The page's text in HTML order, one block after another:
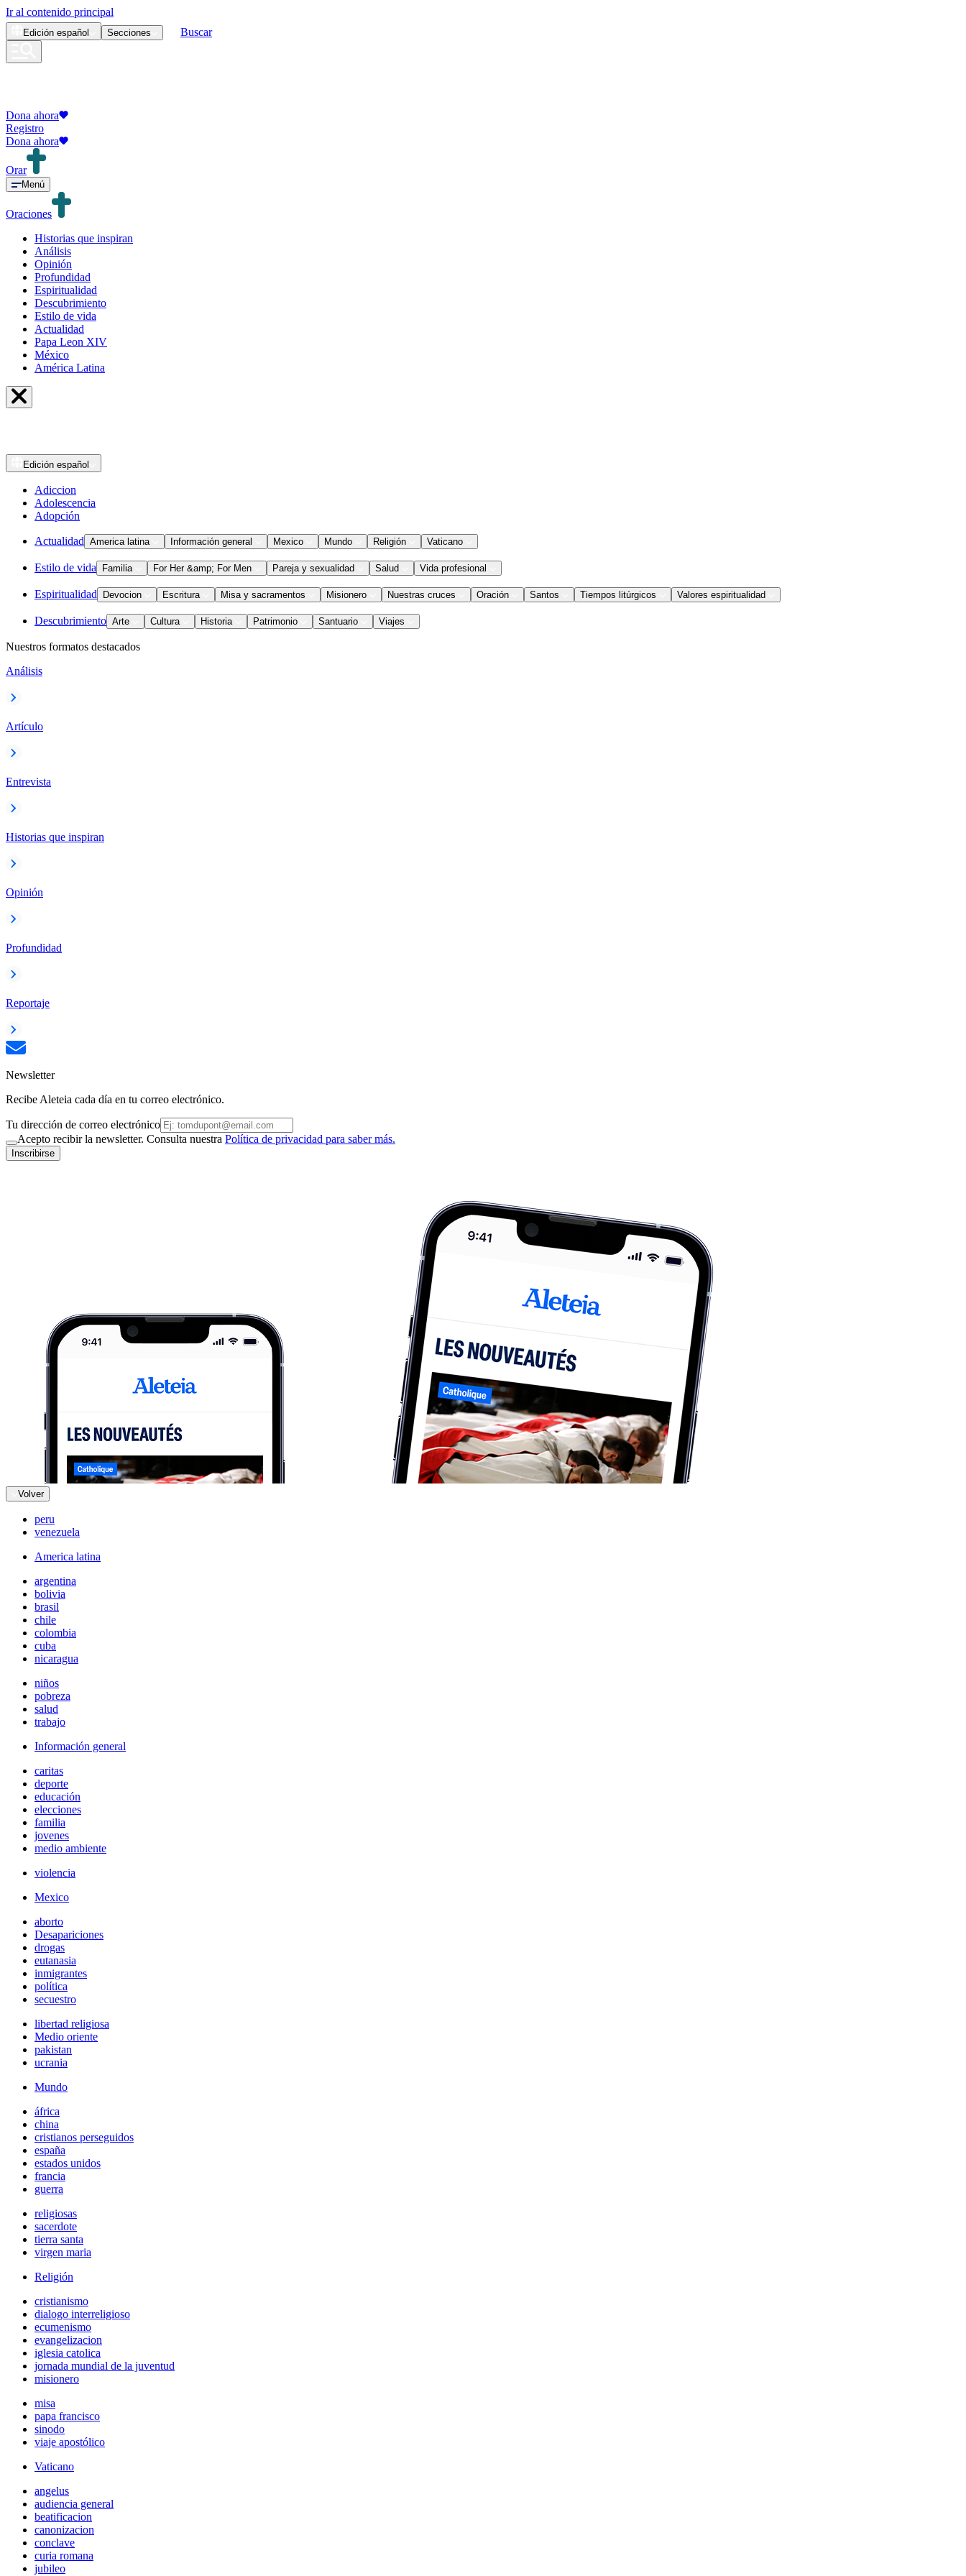
Ir al contenido principal
Edición español Secciones Buscar
Dona ahora
Registro
Dona ahora
Orar
Menú
Oraciones
Historias que inspiran
Análisis
Opinión
Profundidad
Espiritualidad
Descubrimiento
Estilo de vida
Actualidad
Papa Leon XIV
México
América Latina
Edición español
Adiccion
Adolescencia
Adopción
Actualidad America latina Información general Mexico Mundo Religión Vaticano
Estilo de vida Familia For Her &amp; For Men Pareja y sexualidad Salud Vida profesional
Espiritualidad Devocion Escritura Misa y sacramentos Misionero Nuestras cruces Oración Santos Tiempos litúrgicos Valores espiritualidad
Descubrimiento Arte Cultura Historia Patrimonio Santuario Viajes
Nuestros formatos destacados
Análisis
Artículo
Entrevista
Historias que inspiran
Opinión
Profundidad
Reportaje
Newsletter
Recibe Aleteia cada día en tu correo electrónico.
Tu dirección de correo electrónico
Acepto recibir la newsletter. Consulta nuestra Política de privacidad para saber más.
Inscribirse
Volver
peru
venezuela
America latina
argentina
bolivia
brasil
chile
colombia
cuba
nicaragua
niños
pobreza
salud
trabajo
Información general
caritas
deporte
educación
elecciones
familia
jovenes
medio ambiente
violencia
Mexico
aborto
Desapariciones
drogas
eutanasia
inmigrantes
política
secuestro
libertad religiosa
Medio oriente
pakistan
ucrania
Mundo
áfrica
china
cristianos perseguidos
españa
estados unidos
francia
guerra
religiosas
sacerdote
tierra santa
virgen maria
Religión
cristianismo
dialogo interreligioso
ecumenismo
evangelizacion
iglesia catolica
jornada mundial de la juventud
misionero
misa
papa francisco
sinodo
viaje apostólico
Vaticano
angelus
audiencia general
beatificacion
canonizacion
conclave
curia romana
jubileo